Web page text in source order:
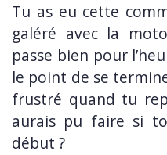
Tu as eu cette
galéré avec la
passe bien pour
le point de se
frustré quand tu
aurais pu faire si
début ?